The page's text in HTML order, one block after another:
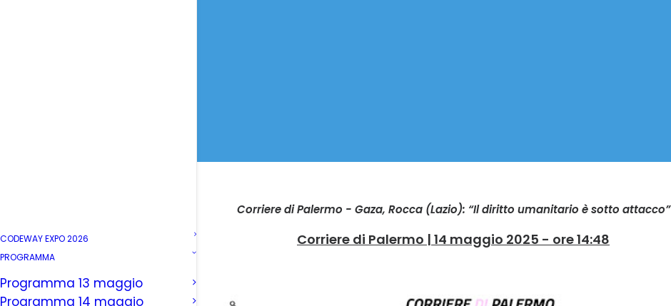
CODEWAY EXPO 2026
PROGRAMMA
Programma 13 maggio
Programma 14 maggio
Corriere di Palermo - Gaza, Rocca (Lazio): “Il diritto umanitario è sotto attacco”
Corriere di Palermo | 14 maggio 2025 - ore 14:48